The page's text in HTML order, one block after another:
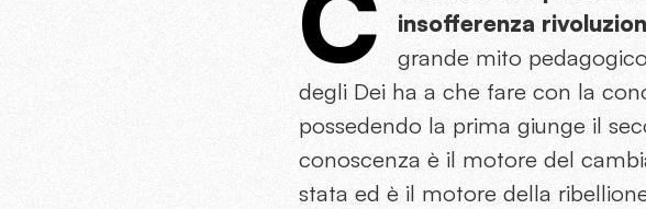
insofferenza
grande mito
degli Dei ha a che fare con la
possedendo la prima giunge il
conoscenza è il motore del
stata ed è il motore della